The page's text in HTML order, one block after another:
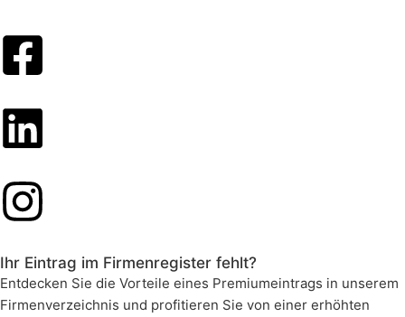
Ihr Eintrag im Firmenregister fehlt?
Entdecken Sie die Vorteile eines Premiumeintrags in unserem
Firmenverzeichnis und profitieren Sie von einer erhöhten